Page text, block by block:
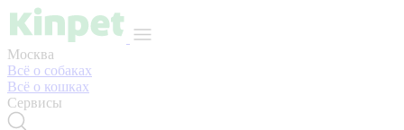
Москва
Всё о собаках
Всё о кошках
Сервисы